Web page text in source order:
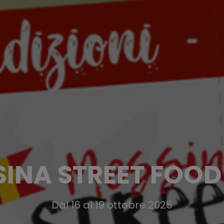
STREET
Dal 16 al 19 ottobre 2025